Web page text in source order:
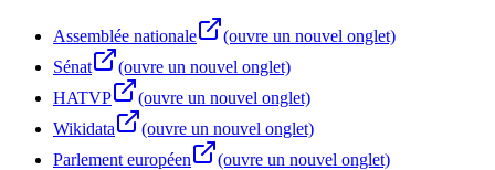
Assemblée nationale
(ouvre un nouvel onglet)
Sénat
(ouvre un nouvel onglet)
HATVP
(ouvre un nouvel onglet)
Wikidata
(ouvre un nouvel onglet)
Parlement européen
(ouvre un nouvel onglet)